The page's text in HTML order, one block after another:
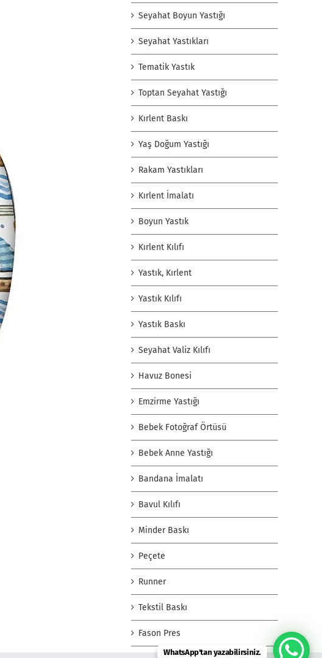
Seyahat Boyun Yastığı
Seyahat Yastıkları
Tematik Yastık
Toptan Seyahat Yastığı
Kırlent Baskı
Yaş Doğum Yastığı
Rakam Yastıkları
Kırlent İmalatı
Boyun Yastık
Kırlent Kılıfı
Yastık, Kırlent
Yastık Kılıfı
Yastık Baskı
Seyahat Valiz Kılıfı
Havuz Bonesi
Emzirme Yastığı
Bebek Fotoğraf Örtüsü
Bebek Anne Yastığı
Bandana İmalatı
Bavul Kılıfı
Minder Baskı
Peçete
Runner
Tekstil Baskı
Fason Pres
WhatsApp'tan yazabilirsiniz.